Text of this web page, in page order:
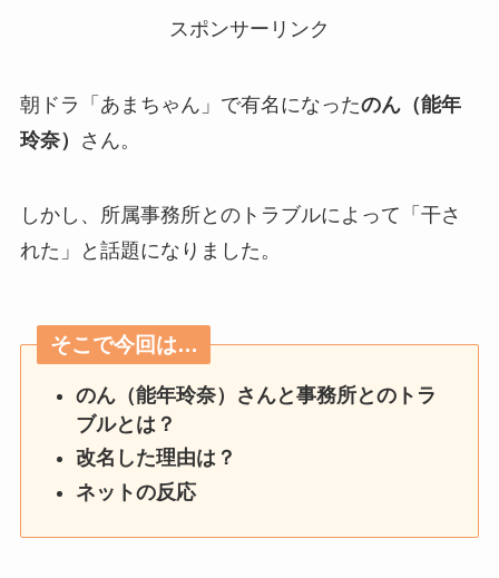
スポンサーリンク
朝ドラ「あまちゃん」で有名になったのん（能年
玲奈）
さん。
しかし、所属事務所とのトラブルによって「干さ
れた」と話題になりました。
そこで今回は…
のん（能年玲奈）さんと事務所とのトラ
ブルとは？
改名した理由は？
ネットの反応